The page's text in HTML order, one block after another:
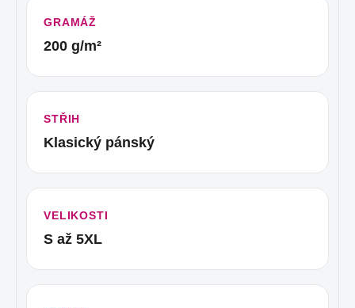
GRAMÁŽ
200 g/m²
STŘIH
Klasický pánský
VELIKOSTI
S až 5XL